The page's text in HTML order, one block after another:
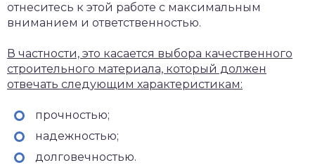
отнеситесь к этой работе с максимальным
вниманием и ответственностью.
В частности, это касается выбора качественного
строительного материала, который должен
отвечать следующим характеристикам:
прочностью;
надежностью;
долговечностью.